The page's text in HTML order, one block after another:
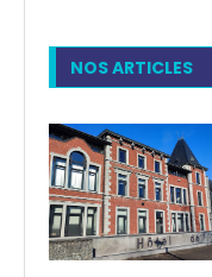
NOS ARTICLES